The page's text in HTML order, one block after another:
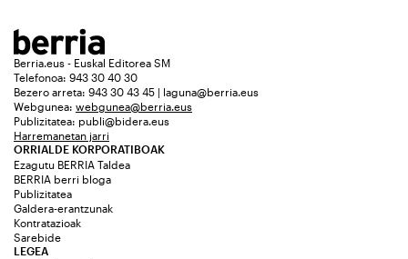
Berria.eus - Euskal Editorea SM
Telefonoa: 943 30 40 30
Bezero arreta: 943 30 43 45 | laguna@berria.eus
Webgunea: webgunea@berria.eus
Publizitatea: publi@bidera.eus
Harremanetan jarri
ORRIALDE KORPORATIBOAK
Ezagutu BERRIA Taldea
BERRIA berri bloga
Publizitatea
Galdera-erantzunak
Kontratazioak
Sarebide
LEGEA